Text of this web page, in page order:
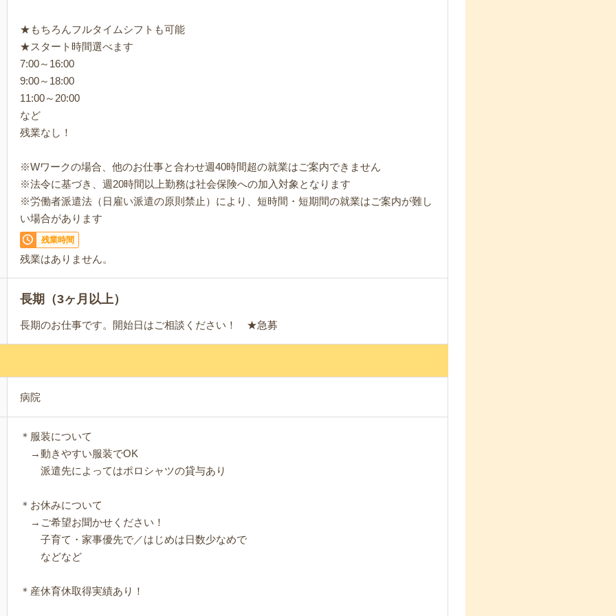
★もちろんフルタイムシフトも可能
★スタート時間選べます
7:00～16:00
9:00～18:00
11:00～20:00
など
残業なし！
※Wワークの場合、他のお仕事と合わせ週40時間超の就業はご案内できません
※法令に基づき、週20時間以上勤務は社会保険への加入対象となります
※労働者派遣法（日雇い派遣の原則禁止）により、短時間・短期間の就業はご案内が難し
い場合があります
残業時間
残業はありません。
長期（3ヶ月以上）
長期のお仕事です。開始日はご相談ください！ ★急募
病院
＊服装について
→動きやすい服装でOK
派遣先によってはポロシャツの貸与あり
＊お休みについて
→ご希望お聞かせください！
子育て・家事優先で／はじめは日数少なめで
などなど
＊産休育休取得実績あり！